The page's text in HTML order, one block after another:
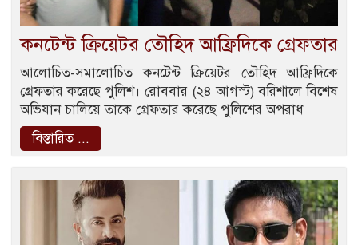
কনটেন্ট ক্রিয়েটর তৌহিদ আফ্রিদিকে গ্রেফতার
আলোচিত-সমালোচিত কনটেন্ট ক্রিয়েটর তৌহিদ আফ্রিদিকে
গ্রেফতার করেছে পুলিশ। রোববার (২৪ আগস্ট) বরিশালে বিশেষ
অভিযান চালিয়ে তাকে গ্রেফতার করেছে পুলিশের অপরাধ
বিস্তারিত ...